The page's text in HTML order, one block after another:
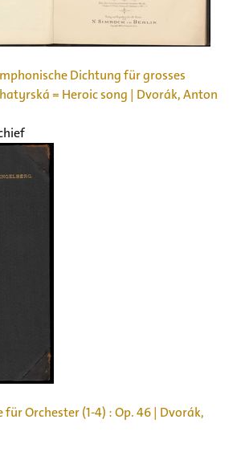
Dichtung für grosses
= Heroic song | Dvorák, Anton
für Orchester (1-4) : Op. 46 | Dvorák,